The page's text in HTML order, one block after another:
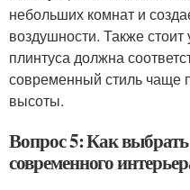
небольших комнат и
воздушности. Также
плинтуса должна
современный стиль чаще
высоты.
Вопрос 5: Как
современного